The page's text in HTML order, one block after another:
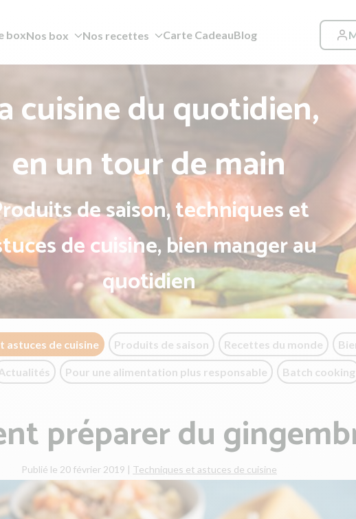
boxNos box Nos recettes Carte CadeauBlog
cuisine du quotidien,
en un tour de main
de saison, techniques et
de cuisine, bien manger au
quotidien
astuces de cuisine Produits de saison Recettes du monde
Pour une alimentation plus responsable Batch cooking
préparer du
Publié le 20 février 2019 | Techniques et astuces de cuisine